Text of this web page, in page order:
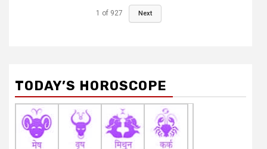
1 of 927 Next
TODAY’S HOROSCOPE